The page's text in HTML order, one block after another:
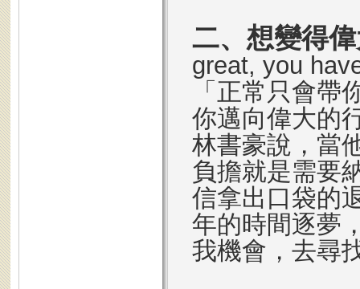
二、想變得
great, you
「正常只會帶
你邁向偉大的
林書豪說，當
負擔就是需要
信拿出口袋的
年的時間逐夢
我機會，去尋